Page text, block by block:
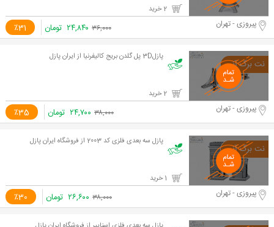
٪31 پیروزی - تهران ۳۶,۰۰۰ ۲۴,۸۴۰ تومان
پازل3D پل گلدن بریج کالیفرنیا از ایران پازل
٪35 پیروزی - تهران ۳۸,۰۰۰ ۲۴,۷۰۰ تومان
پازل سه بعدی فلزی کد 2003 از فروشگاه ایران پازل
٪30 پیروزی - تهران ۳۸,۰۰۰ ۲۶,۶۰۰ تومان